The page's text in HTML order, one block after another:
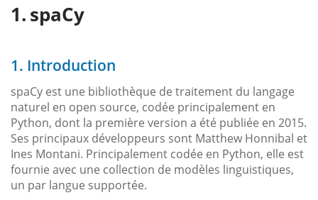
spaCy
1. Introduction
spaCy est une bibliothèque de traitement du langage
naturel en open source, codée principalement en
Python, dont la première version a été publiée en 2015.
Ses principaux développeurs sont Matthew Honnibal et
Ines Montani. Principalement codée en Python, elle est
fournie avec une collection de modèles linguistiques,
un par langue supportée.